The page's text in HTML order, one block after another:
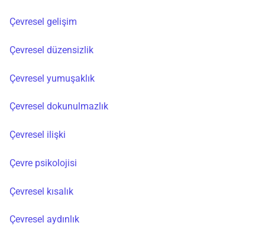
Çevresel gelişim
Çevresel düzensizlik
Çevresel yumuşaklık
Çevresel dokunulmazlık
Çevresel ilişki
Çevre psikolojisi
Çevresel kısalık
Çevresel aydınlık